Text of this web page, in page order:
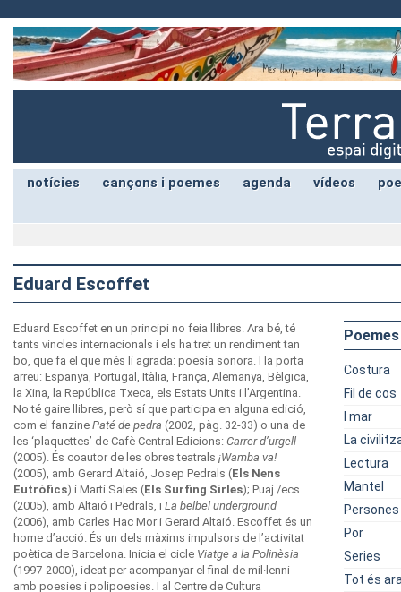
notícies cançons i poemes agenda vídeos
Eduard Escoffet
Eduard Escoffet en un principi no feia llibres. Ara bé, té
tants vincles internacionals i els ha tret un rendiment tan
bo, que fa el que més li agrada: poesia sonora. I la porta
arreu: Espanya, Portugal, Itàlia, França, Alemanya, Bèlgica,
la Xina, la República Txeca, els Estats Units i l’Argentina.
No té gaire llibres, però sí que participa en alguna edició,
com el fanzine Paté de pedra (2002, pàg. 32-33) o una de
les ‘plaquettes’ de Cafè Central Edicions: Carrer d’urgell
(2005). És coautor de les obres teatrals ¡Wamba va!
(2005), amb Gerard Altaió, Josep Pedrals (Els Nens
Eutròfics) i Martí Sales (Els Surfing Sirles); Puaj./ecs.
(2005), amb Altaió i Pedrals, i La belbel underground
(2006), amb Carles Hac Mor i Gerard Altaió. Escoffet és un
home d’acció. És un dels màxims impulsors de l’activitat
poètica de Barcelona. Inicia el cicle Viatge a la Polinèsia
(1997-2000), ideat per acompanyar el final de mil·lenni
amb poesies i polipoesies. I al Centre de Cultura
Poemes
Costura
Fil de cos
I mar
La
Lectura
Mantel
Persones
Por
Series
Tot és